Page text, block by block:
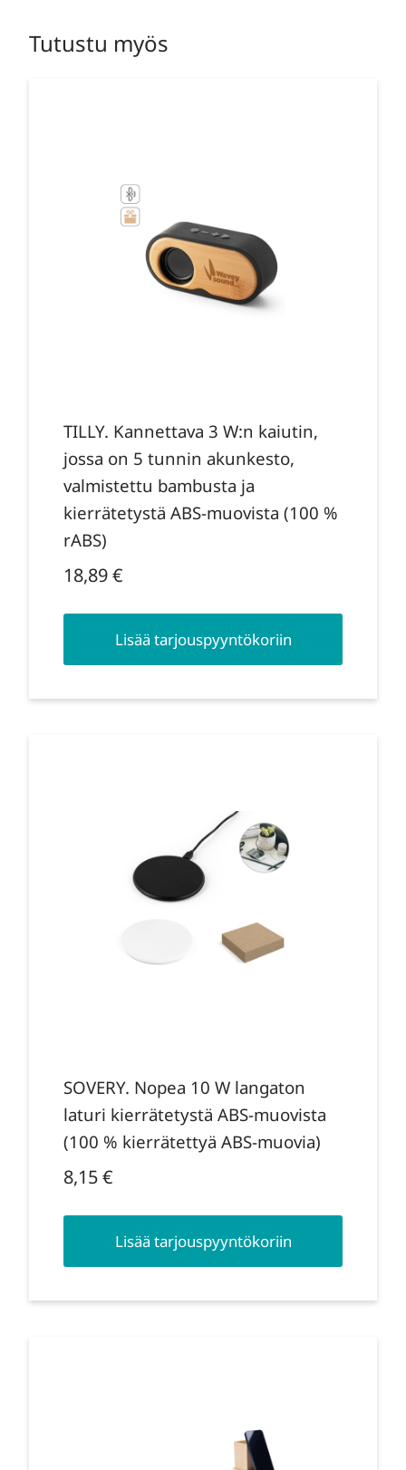
Tutustu myös
TILLY. Kannettava 3 W:n kaiutin,
jossa on 5 tunnin akunkesto,
valmistettu bambusta ja
kierrätetystä ABS-muovista (100 %
rABS)
18,89€
Lisää tarjouspyyntökoriin
SOVERY. Nopea 10 W langaton
laturi kierrätetystä ABS-muovista
(100 % kierrätettyä ABS-muovia)
8,15€
Lisää tarjouspyyntökoriin